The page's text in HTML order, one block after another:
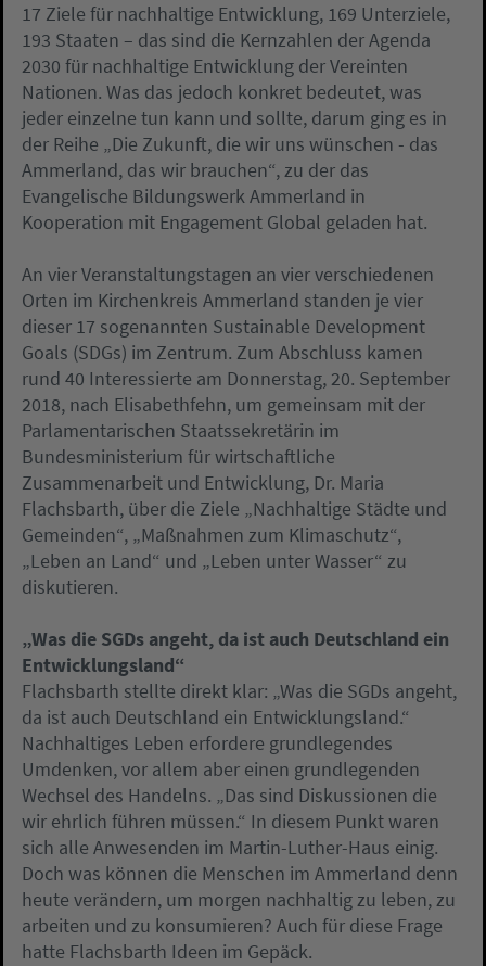
17 Ziele für nachhaltige Entwicklung, 169 Unterziele,
193 Staaten – das sind die Kernzahlen der Agenda
2030 für nachhaltige Entwicklung der Vereinten
Nationen. Was das jedoch konkret bedeutet, was
jeder einzelne tun kann und sollte, darum ging es in
der Reihe „Die Zukunft, die wir uns wünschen - das
Ammerland, das wir brauchen“, zu der das
Evangelische Bildungswerk Ammerland in
Kooperation mit Engagement Global geladen hat.
An vier Veranstaltungstagen an vier verschiedenen
Orten im Kirchenkreis Ammerland standen je vier
dieser 17 sogenannten Sustainable Development
Goals (SDGs) im Zentrum. Zum Abschluss kamen
rund 40 Interessierte am Donnerstag, 20. September
2018, nach Elisabethfehn, um gemeinsam mit der
Parlamentarischen Staatssekretärin im
Bundesministerium für wirtschaftliche
Zusammenarbeit und Entwicklung, Dr. Maria
Flachsbarth, über die Ziele „Nachhaltige Städte und
Gemeinden“, „Maßnahmen zum Klimaschutz“,
„Leben an Land“ und „Leben unter Wasser“ zu
diskutieren.
„Was die SGDs angeht, da ist auch Deutschland ein
Entwicklungsland“
Flachsbarth stellte direkt klar: „Was die SGDs angeht,
da ist auch Deutschland ein Entwicklungsland.“
Nachhaltiges Leben erfordere grundlegendes
Umdenken, vor allem aber einen grundlegenden
Wechsel des Handelns. „Das sind Diskussionen die
wir ehrlich führen müssen.“ In diesem Punkt waren
sich alle Anwesenden im Martin-Luther-Haus einig.
Doch was können die Menschen im Ammerland denn
heute verändern, um morgen nachhaltig zu leben, zu
arbeiten und zu konsumieren? Auch für diese Frage
hatte Flachsbarth Ideen im Gepäck.